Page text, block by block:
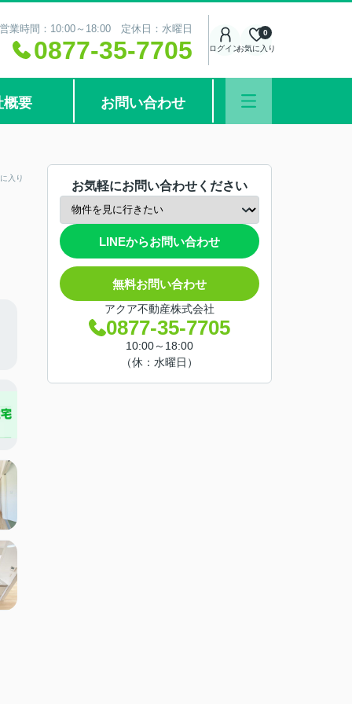
営業時間：10:00～18:00 定休日：水曜日
0877-35-7705 ログインお気に入り
0
概要 お問い合わせ
入り
お気軽にお問い合わせください
LINEからお問い合わせ
無料お問い合わせ
アクア不動産株式会社
0877-35-7705
10:00～18:00
（休：水曜日）